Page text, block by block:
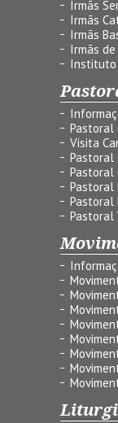
Irmãs
Irmãs
Irmãs
Irmãs de
Instituto
Pastoral
Visita
Pastoral
Pastoral
Pastoral
Pastoral
Pastoral